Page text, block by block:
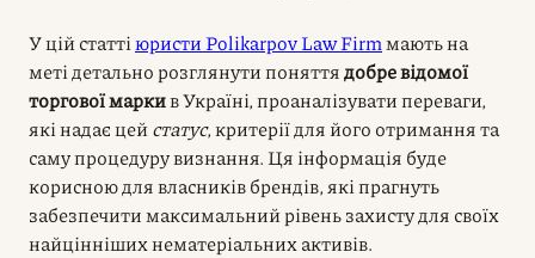
У цій статтіюристи Polikarpov Law Firmмають на
меті детально розглянути поняттядобре відомої
торгової маркив Україні, проаналізувати переваги,
які надає цейстатус, критерії для його отримання та
саму процедуру визнання. Ця інформація буде
корисною для власників брендів, які прагнуть
забезпечити максимальний рівень захисту для своїх
найцінніших нематеріальних активів.